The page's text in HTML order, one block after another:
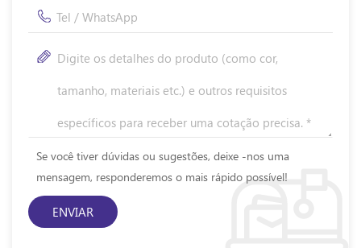
Se você tiver dúvidas ou sugestões, deixe -nos uma
mensagem, responderemos o mais rápido possível!